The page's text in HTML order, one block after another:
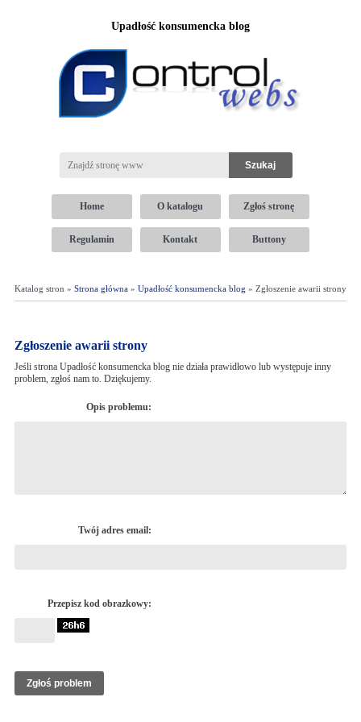
Upadłość konsumencka blog
Home O katalogu Zgłoś stronę
Regulamin Kontakt Buttony
Katalog stron » Strona główna» Upadłość konsumencka blog » Zgłoszenie awarii strony
Zgłoszenie awarii strony
Jeśli strona Upadłość konsumencka blog nie działa prawidłowo lub występuje inny
problem, zgłoś nam to. Dziękujemy.
Opis problemu:
Twój adres email:
Przepisz kod obrazkowy: